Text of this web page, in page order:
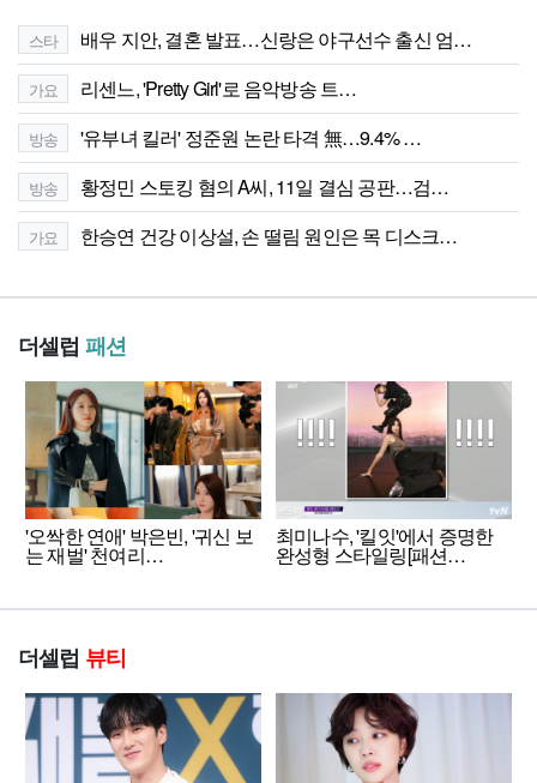
스타 배우 지안, 결혼 발표…신랑은 야구선수 출신 엄…
가요 리센느, 'Pretty Girl'로 음악방송 트…
방송 '유부녀 킬러' 정준원 논란 타격 無…9.4% …
방송 황정민 스토킹 혐의 A씨, 11일 결심 공판…검…
가요 한승연 건강 이상설, 손 떨림 원인은 목 디스크…
더셀럽 패션
'오싹한 연애' 박은빈, '귀신 보
는 재벌' 천여리…
최미나수, '킬잇'에서 증명한
완성형 스타일링[패션…
더셀럽 뷰티